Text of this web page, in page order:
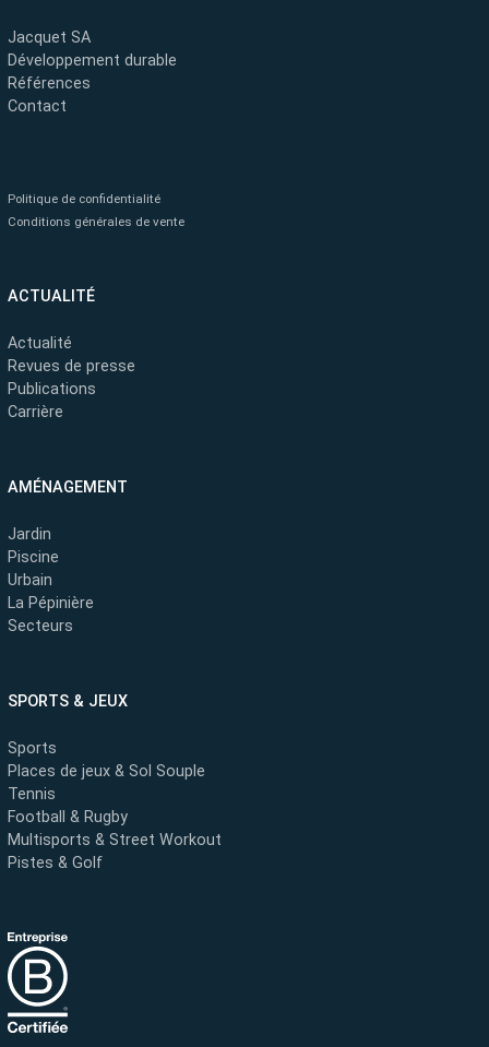
Jacquet SA
Développement durable
Références
Contact
Politique de confidentialité
Conditions générales de vente
ACTUALITÉ
Actualité
Revues de presse
Publications
Carrière
AMÉNAGEMENT
Jardin
Piscine
Urbain
La Pépinière
Secteurs
SPORTS & JEUX
Sports
Places de jeux & Sol Souple
Tennis
Football & Rugby
Multisports & Street Workout
Pistes & Golf